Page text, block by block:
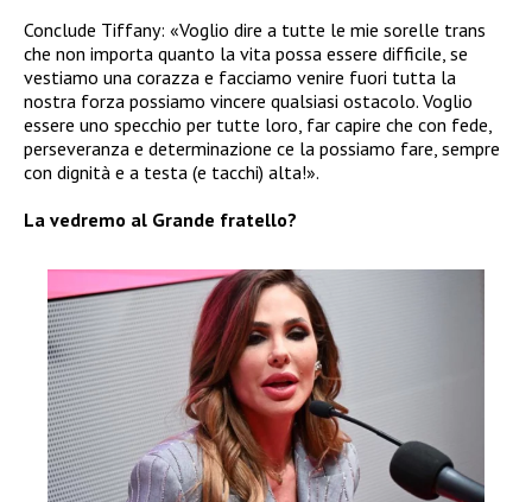
Conclude Tiffany: «Voglio dire a tutte le mie sorelle trans
che non importa quanto la vita possa essere difficile, se
vestiamo una corazza e facciamo venire fuori tutta la
nostra forza possiamo vincere qualsiasi ostacolo. Voglio
essere uno specchio per tutte loro, far capire che con fede,
perseveranza e determinazione ce la possiamo fare, sempre
con dignità e a testa (e tacchi) alta!».
La vedremo al Grande fratello?